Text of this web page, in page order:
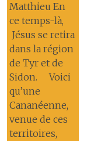
Matthieu En
ce temps-là,
Jésus se retira
dans la région
de Tyr et de
Sidon. Voici
qu’une
Cananéenne,
venue de ces
territoires,